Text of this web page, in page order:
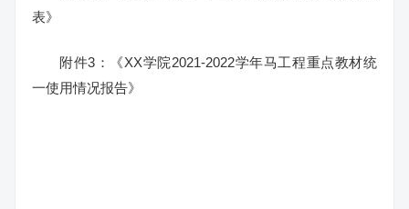
表》
附件3：《XX学院2021-2022学年马工程重点教材统
一使用情况报告》